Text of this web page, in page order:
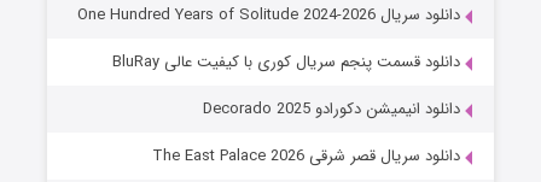
عملیات آپارتمان
قسمت۲ (زیرنویس) منتشر شد
دانلود سریال One Hundred Years of Solitude 2024-2026
دانلود قسمت پنجم سریال کوری با کیفیت عالی BluRay
دانلود انیمیشن دکورادو Decorado 2025
دانلود سریال قصر شرقی The East Palace 2026